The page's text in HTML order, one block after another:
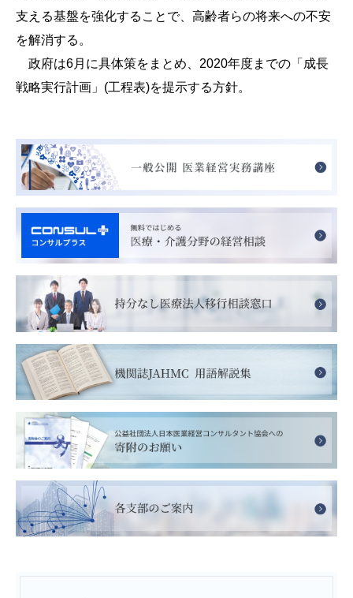
支える基盤を強化することで、高齢者らの将来への不安
を解消する。
政府は6月に具体策をまとめ、2020年度までの「成長
戦略実行計画」(工程表)を提示する方針。